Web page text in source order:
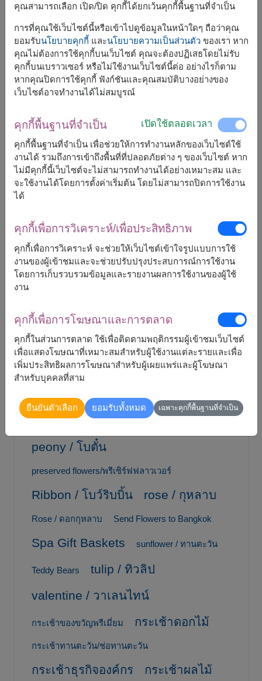
Birthday Gifts Flower Bouquets
Bangkok Florist Birthday Gifts
Card Message
carnation / คาร์เนชั่น
Congratulation Gift Baskets flower / ดอกไม้
Flower Delivery Bangkok Flower shop
Flower shop near me
เงิน / ช่อแบงค์
Fruit Baskets gerbera / เยอบีร่า
gift / ของขวัญ
Gift for mom
Graduation Bouquet
gypsophila / ยิปโซฟิลล่า
Hydrangea / ไฮเดรนเยีย lily / ลิลลี่
MoneyGift / ของขวัญธนบัตร
Online gifts
Peony / ดอกโบตั๋น
peony / โบตั๋น
preserved flowers/พรีเซิร์ฟฟลาวเวอร์
Ribbon / โบว์ริบบิ้น rose / กุหลาบ
Rose / ดอกกุหลาบ Send Flowers to Bangkok
Spa Gift Baskets sunflower / ทานตะวัน
Teddy Bears
tulip / ทิวลิป
valentine / วาเลนไทน์
กระเช้าของขวัญพรีเมี่ยม กระเช้าดอกไม้
กระเช้าทานตะวัน/ช่อทานตะวัน
กระเช้าธุรกิจองค์กร กระเช้าผลไม้
คุณสามารถเลือก เปิด/ปิด คุกกี้ได้ยกเว้นคุกกี้พื้นฐานที่จำเป็น
การที่คุณใช้เว็บไซต์นี้หรือเข้าไปดูข้อมูลในหน้าใดๆ ถือว่าคุณ
ยอมรับนโยบายคุกกี้ และนโยบายความเป็นส่วนตัวของเรา หาก
คุณไม่ต้องการใช้คุกกี้บนเว็บไซต์ คุณจะต้องปฏิเสธโดยไม่รับ
คุกกี้บนเบราวเซอร์ หรือไม่ใช้งานเว็บไซต์นี้ต่อ อย่างไรก็ตาม
หากคุณปิดการใช้คุกกี้ ฟังก์ชันและคุณสมบัติบางอย่างของ
เว็บไซต์อาจทำงานได้ไม่สมบูรณ์
คุกกี้พื้นฐานที่จำเป็น เปิดใช้ตลอดเวลา
คุกกี้พื้นฐานที่จำเป็น เพื่อช่วยให้การทำงานหลักของเว็บไซต์ใช้
งานได้ รวมถึงการเข้าถึงพื้นที่ที่ปลอดภัยต่าง ๆ ของเว็บไซต์ หาก
ไม่มีคุกกี้นี้เว็บไซต์จะไม่สามารถทำงานได้อย่างเหมาะสม และ
จะใช้งานได้โดยการตั้งค่าเริ่มต้น โดยไม่สามารถปิดการใช้งาน
ได้
คุกกี้เพื่อการวิเคราะห์/เพื่อประสิทธิภาพ
คุกกี้เพื่อการวิเคราะห์ จะช่วยให้เว็บไซต์เข้าใจรูปแบบการใช้
งานของผู้เข้าชมและจะช่วยปรับปรุงประสบการณ์การใช้งาน
โดยการเก็บรวบรวมข้อมูลและรายงานผลการใช้งานของผู้ใช้
งาน
คุกกี้เพื่อการโฆษณาและการตลาด
คุกกี้ในส่วนการตลาด ใช้เพื่อติดตามพฤติกรรมผู้เข้าชมเว็บไซต์
เพื่อแสดงโฆษณาที่เหมาะสมสำหรับผู้ใช้งานแต่ละรายและเพื่อ
เพิ่มประสิทธิผลการโฆษณาสำหรับผู้เผยแพร่และผู้โฆษณา
สำหรับบุคคลที่สาม
ยืนยันตัวเลือก ยอมรับทั้งหมด เฉพาะคุกกี้พื้นฐานที่จำเป็น